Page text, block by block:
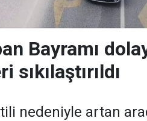
Bayramı
nedeniyle artan